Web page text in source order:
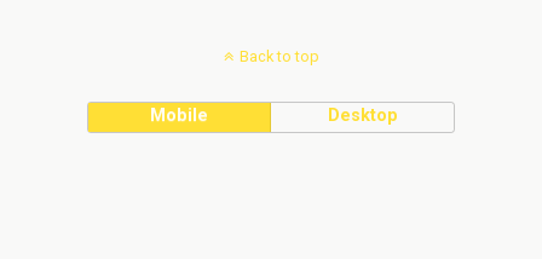
Back to top
Mobile Desktop